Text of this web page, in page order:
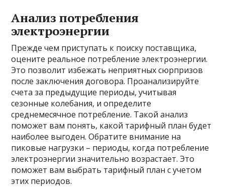
Анализ потребления
электроэнергии
Прежде чем приступать к поиску поставщика,
оцените реальное потребление электроэнергии.
Это позволит избежать неприятных сюрпризов
после заключения договора. Проанализируйте
счета за предыдущие периоды, учитывая
сезонные колебания, и определите
среднемесячное потребление. Такой анализ
поможет вам понять, какой тарифный план будет
наиболее выгоден. Обратите внимание на
пиковые нагрузки – периоды, когда потребление
электроэнергии значительно возрастает. Это
поможет вам выбрать тарифный план с учетом
этих периодов.